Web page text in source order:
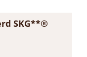
SKG**®